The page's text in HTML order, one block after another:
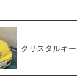
ッケーです！
クリスタルキ